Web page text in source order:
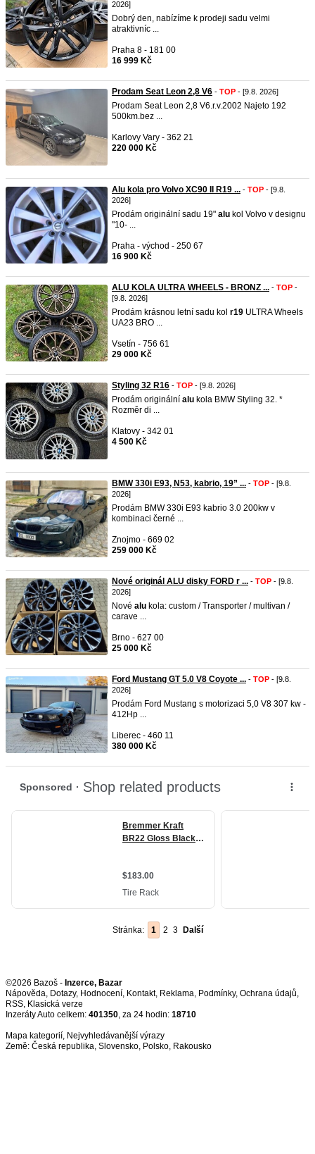
2026]
Dobrý den, nabízíme k prodeji sadu velmi
atraktivníc ...
Praha 8 - 181 00
16 999 Kč
Prodam Seat Leon 2,8 V6 - TOP - [9.8. 2026]
Prodam Seat Leon 2,8 V6.r.v.2002 Najeto 192
500km.bez ...
Karlovy Vary - 362 21
220 000 Kč
Alu kola pro Volvo XC90 II R19 ... - TOP - [9.8.
2026]
Prodám originální sadu 19" alu kol Volvo v designu
"10- ...
Praha - východ - 250 67
16 900 Kč
ALU KOLA ULTRA WHEELS - BRONZ ... - TOP -
[9.8. 2026]
Prodám krásnou letní sadu kol r19 ULTRA Wheels
UA23 BRO ...
Vsetín - 756 61
29 000 Kč
Styling 32 R16 - TOP - [9.8. 2026]
Prodám originální alu kola BMW Styling 32. *
Rozměr di ...
Klatovy - 342 01
4 500 Kč
BMW 330i E93, N53, kabrio, 19” ... - TOP - [9.8.
2026]
Prodám BMW 330i E93 kabrio 3.0 200kw v
kombinaci černé ...
Znojmo - 669 02
259 000 Kč
Nové originál ALU disky FORD r ... - TOP - [9.8.
2026]
Nové alu kola: custom / Transporter / multivan /
carave ...
Brno - 627 00
25 000 Kč
Ford Mustang GT 5.0 V8 Coyote ... - TOP - [9.8.
2026]
Prodám Ford Mustang s motorizaci 5,0 V8 307 kw -
412Hp ...
Liberec - 460 11
380 000 Kč
Stránka: 1 2 3 Další
©2026 Bazoš - Inzerce, Bazar
Nápověda, Dotazy, Hodnocení, Kontakt, Reklama, Podmínky, Ochrana údajů,
RSS,
Inzeráty Auto celkem: 401350, za 24 hodin: 18710
Mapa kategorií, Nejvyhledávanější výrazy
Země: Česká republika, Slovensko, Polsko, Rakousko